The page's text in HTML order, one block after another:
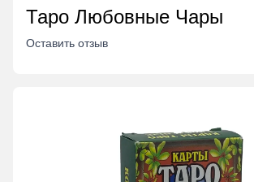
Таро Любовные Чары
Оставить отзыв